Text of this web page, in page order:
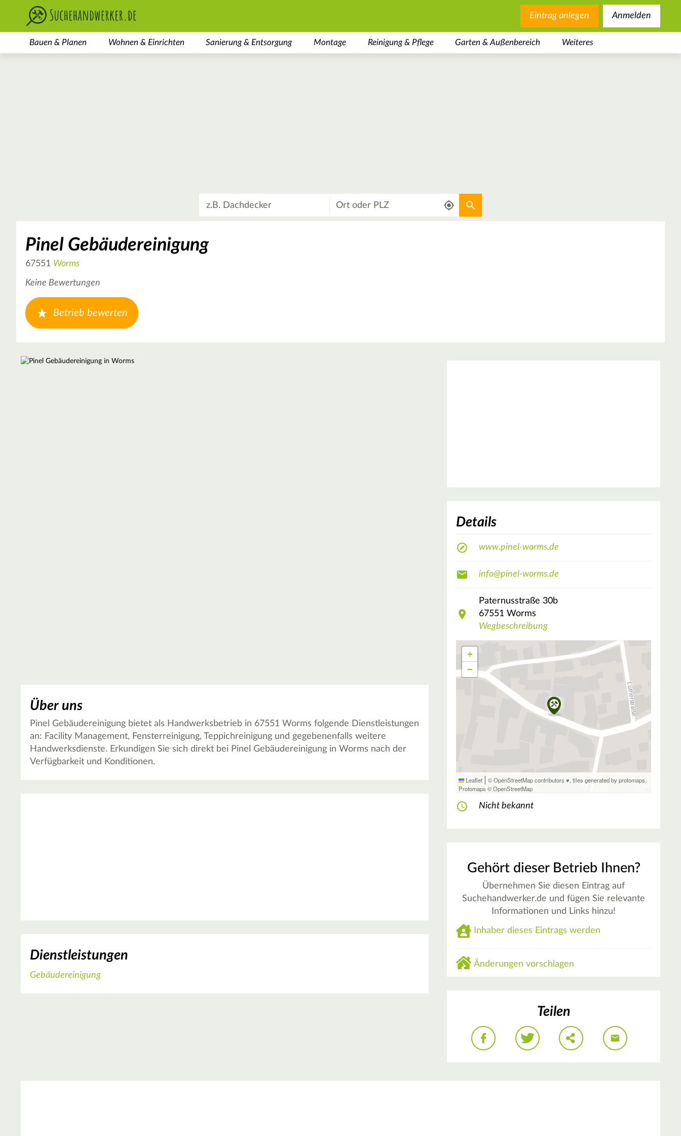
Eintrag anlegen Anmelden
Bauen & Planen Wohnen & Einrichten Sanierung & Entsorgung Montage Reinigung & Pflege Garten & Außenbereich Weiteres
Aktuellen Standort verwenden
Pinel Gebäudereinigung
67551 Worms
Keine Bewertungen
Betrieb bewerten
Über uns
Pinel Gebäudereinigung bietet als Handwerksbetrieb in 67551 Worms folgende Dienstleistungen
an: Facility Management, Fensterreinigung, Teppichreinigung und gegebenenfalls weitere
Handwerksdienste. Erkundigen Sie sich direkt bei Pinel Gebäudereinigung in Worms nach der
Verfügbarkeit und Konditionen.
Dienstleistungen
Gebäudereinigung
Details
www.pinel-worms.de
info@pinel-worms.de
Paternusstraße 30b
67551 Worms
Wegbeschreibung
+
−
Leaflet | © OpenStreetMap contributors ♥,tiles generated by protomaps,
Protomaps ©OpenStreetMap
Nicht bekannt
Gehört dieser Betrieb Ihnen?
Übernehmen Sie diesen Eintrag auf
Suchehandwerker.de und fügen Sie relevante
Informationen und Links hinzu!
Inhaber dieses Eintrags werden
Änderungen vorschlagen
Teilen